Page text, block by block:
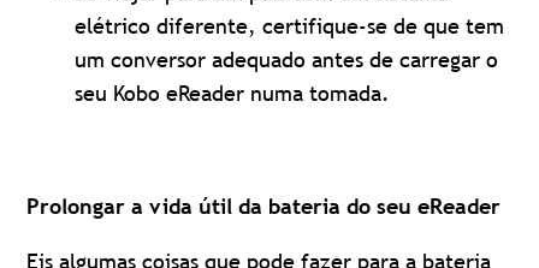
elétrico diferente, certifique-se de que tem
um conversor adequado antes de carregar o
seu Kobo eReader numa tomada.
Prolongar a vida útil da bateria do seu eReader
Eis algumas coisas que pode fazer para a bateria